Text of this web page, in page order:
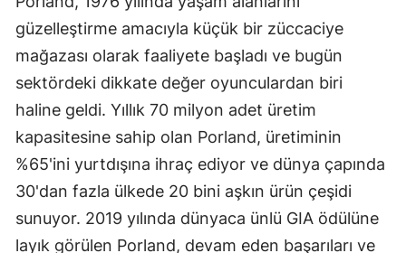
güzelleştirme amacıyla küçük bir züccaciye
mağazası olarak faaliyete başladı ve bugün
sektördeki dikkate değer oyunculardan biri
haline geldi. Yıllık 70 milyon adet üretim
kapasitesine sahip olan Porland, üretiminin
%65'ini yurtdışına ihraç ediyor ve dünya çapında
30'dan fazla ülkede 20 bini aşkın ürün çeşidi
sunuyor. 2019 yılında dünyaca ünlü GIA ödülüne
layık görülen Porland, devam eden başarıları ve